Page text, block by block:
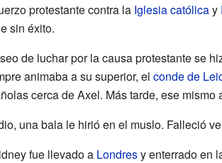
protestante contra la Iglesia católicay
sin éxito.
de luchar por la causa protestante se
animaba a su superior, el conde de
cerca de Axel. Más tarde, ese
una bala le hirió en el muslo. Falleció
fue llevado a Londresy enterrado en